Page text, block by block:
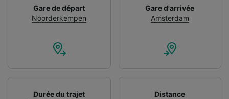
Gare de départ
Noorderkempen
Gare d'arrivée
Amsterdam
Durée du trajet
Distance